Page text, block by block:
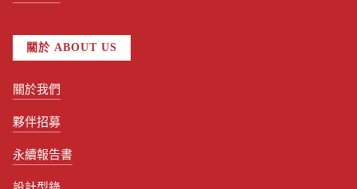
關於 ABOUT US
關於我們
夥伴招募
永續報告書